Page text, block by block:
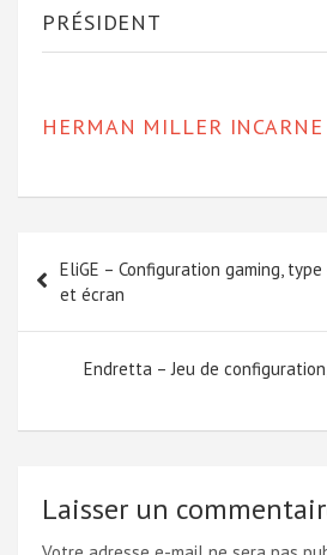
PRÉSIDENT
HERMAN MILLER INCARNE
de
l’article
EliGE – Configuration gaming, type
et écran
Endretta – Jeu de
Laisser un